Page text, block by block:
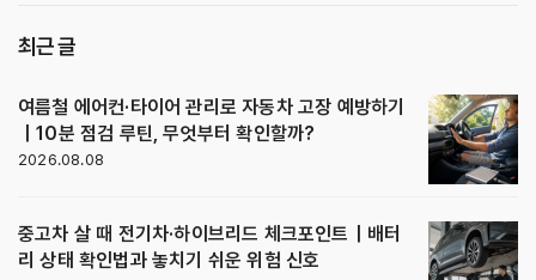
최근 글
여름철 에어컨·타이어 관리로 자동차 고장 예방하기
｜10분 점검 루틴, 무엇부터 확인할까?
2026.08.08
중고차 살 때 전기차·하이브리드 체크포인트｜배터
리 상태 확인법과 놓치기 쉬운 위험 신호